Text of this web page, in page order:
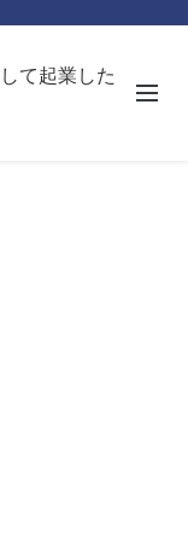
て起業した